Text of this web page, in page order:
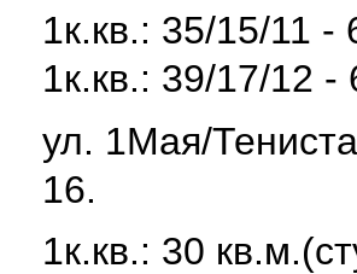
1к.кв.: 35/15/11 -
1к.кв.: 39/17/12 -
ул. 1Мая/
16.
1к.кв.: 30